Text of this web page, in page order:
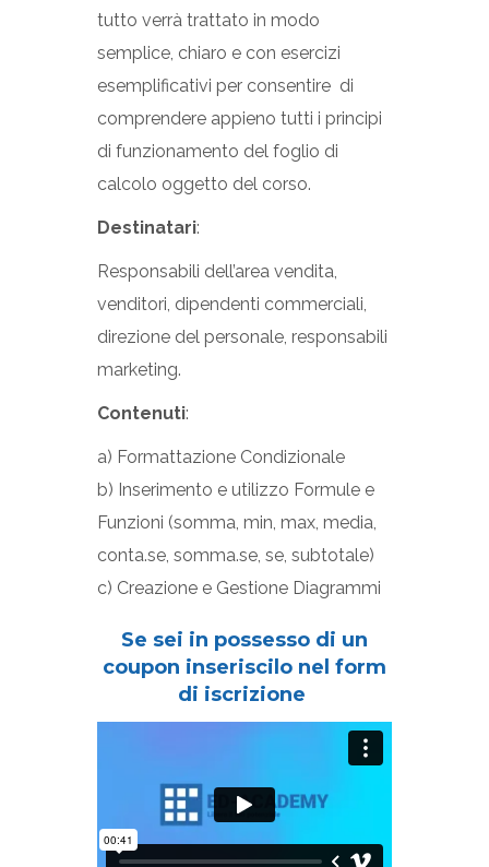
tutto verrà trattato in modo
semplice, chiaro e con esercizi
esemplificativi per consentire di
comprendere appieno tutti i principi
di funzionamento del foglio di
calcolo oggetto del corso.
Destinatari:
Responsabili dell’area vendita,
venditori, dipendenti commerciali,
direzione del personale, responsabili
marketing.
Contenuti:
a) Formattazione Condizionale
b) Inserimento e utilizzo Formule e
Funzioni (somma, min, max, media,
conta.se, somma.se, se, subtotale)
c) Creazione e Gestione Diagrammi
Se sei in possesso di un
coupon inseriscilo nel form
di iscrizione